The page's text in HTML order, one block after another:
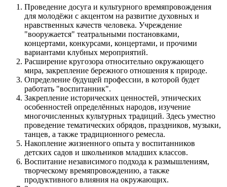
Проведение досуга и культурного времяпровождения
для молодёжи с акцентом на развитие духовных и
нравственных качеств человека. Учреждение
"вооружается" театральными постановками,
концертами, конкурсами, концертами, и прочими
вариантами клубных мероприятий.
Расширение кругозора относительно окружающего
мира, закрепление бережного отношения к природе.
Определение будущей профессии, в которой будет
работать "воспитанник".
Закрепление исторических ценностей, этнических
особенностей определённых народов, изучение
многочисленных культурных традиций. Здесь уместно
проведение тематических обрядов, праздников, музыки,
танцев, а также традиционного ремесла.
Накопление жизненного опыта у воспитанников
детских садов и школьников младших классов.
Воспитание независимого подхода к размышлениям,
творческому времяпровождению, а также
продуктивного влияния на окружающих.